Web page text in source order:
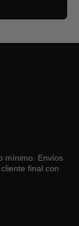
mínimo. Envíos
final con